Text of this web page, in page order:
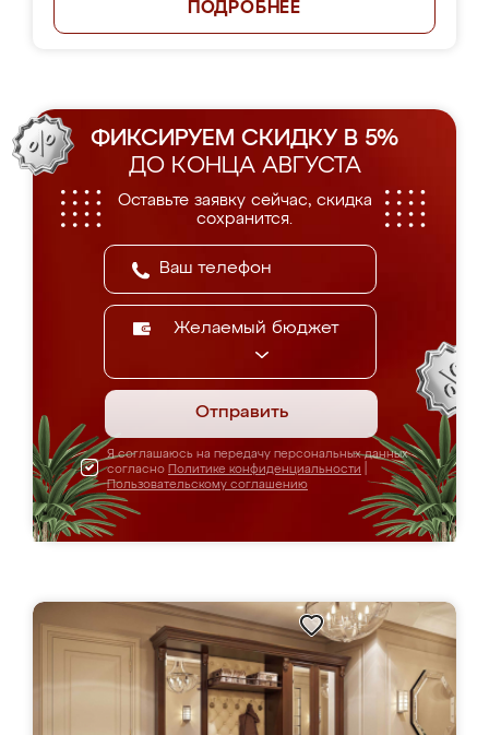
ПОДРОБНЕЕ
ФИКСИРУЕМ СКИДКУ В 5%
ДО КОНЦА АВГУСТА
Оставьте заявку сейчас, скидка
сохранится.
Желаемый бюджет
Отправить
Я соглашаюсь на передачу персональных данных
согласно Политике конфиденциальности
Пользовательскому соглашению